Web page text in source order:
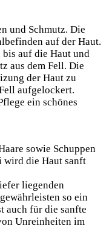
und Schmutz. Die
auf der Haut.
auf die Haut und
aus dem Fell. Die
der Haut zu
aufgelockert.
ein schönes
sowie Schuppen
wird die Haut sanft
liegenden
so ein
auch für die sanfte
Unreinheiten im